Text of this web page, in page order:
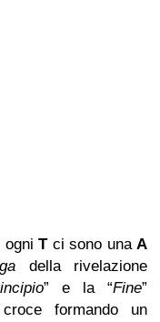
ogni Tci sono unaA
della rivelazione
” e la “Fine”
formando un